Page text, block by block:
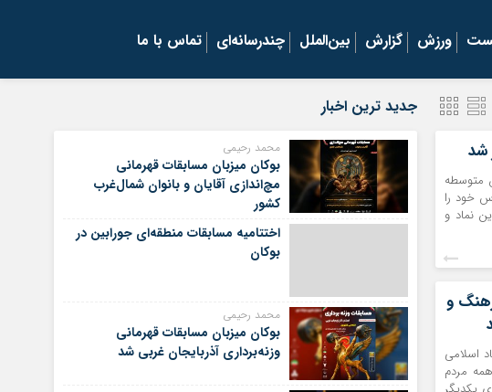
ورزش گزارش بین‌الملل چندرسانه‌ای تماس با ما
شد
متوسطه
خود را
نماد و
و
اسلامی
مردم
جدید ترین اخبار
محمد رحیمی
بوکان میزبان مسابقات قهرمانی
مچ‌اندازی آقایان و بانوان شمال‌غرب
کشور
اختتامیه مسابقات منطقه‌ای جورابین در
بوکان
محمد رحیمی
بوکان میزبان مسابقات قهرمانی
وزنه‌برداری آذربایجان غربی شد